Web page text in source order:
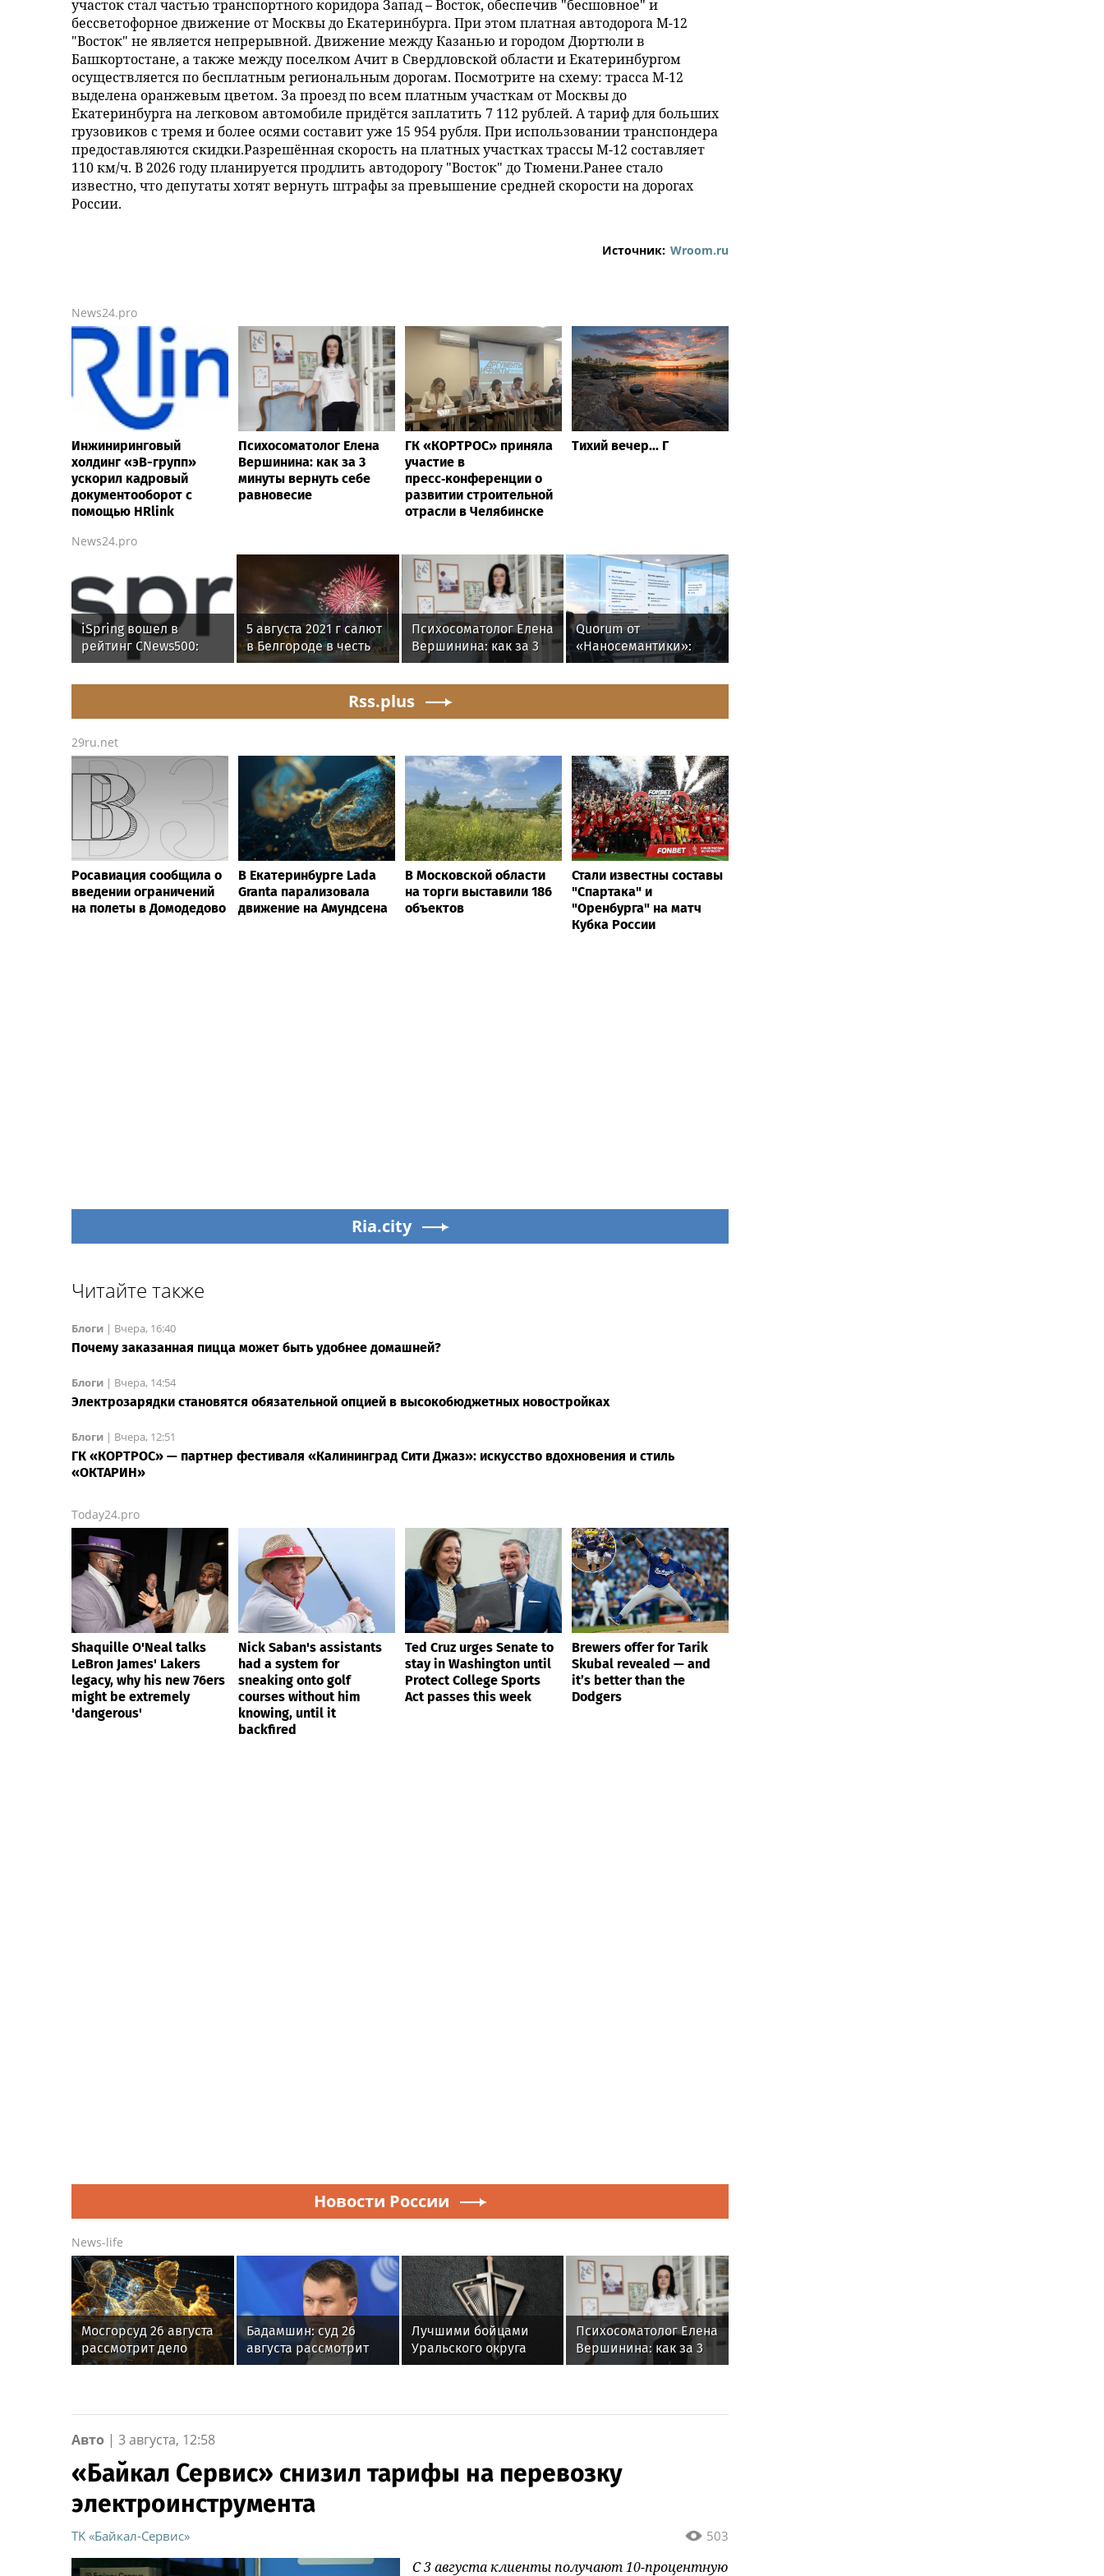
участок стал частью транспортного коридора Запад – Восток, обеспечив "бесшовное" и
бессветофорное движение от Москвы до Екатеринбурга. При этом платная автодорога М-12
"Восток" не является непрерывной. Движение между Казанью и городом Дюртюли в
Башкортостане, а также между поселком Ачит в Свердловской области и Екатеринбургом
осуществляется по бесплатным региональным дорогам. Посмотрите на схему: трасса М-12
выделена оранжевым цветом. За проезд по всем платным участкам от Москвы до
Екатеринбурга на легковом автомобиле придётся заплатить 7 112 рублей. А тариф для больших
грузовиков с тремя и более осями составит уже 15 954 рубля. При использовании транспондера
предоставляются скидки.Разрешённая скорость на платных участках трассы М-12 составляет
110 км/ч. В 2026 году планируется продлить автодорогу "Восток" до Тюмени.Ранее стало
известно, что депутаты хотят вернуть штрафы за превышение средней скорости на дорогах
России.
Источник: Wroom.ru
News24.pro
Инжиниринговый
холдинг «эВ-групп»
ускорил кадровый
документооборот с
помощью HRlink
Психосоматолог Елена
Вершинина: как за 3
минуты вернуть себе
равновесие
ГК «КОРТРОС» приняла
участие в
пресс‑конференции о
развитии строительной
отрасли в Челябинске
Тихий вечер... Г
News24.pro
iSpring вошел в
рейтинг CNews500:
крупнейшие ИТ-
компании России
5 августа 2021 г салют
в Белгороде в честь
Дня города
Психосоматолог Елена
Вершинина: как за 3
минуты вернуть себе
равновесие
Quorum от
«Наносемантики»:
новая ИИ-платформа
для автоматической
корпоративных
Rss.plus
29ru.net
Росавиация сообщила о
введении ограничений
на полеты в Домодедово
В Екатеринбурге Lada
Granta парализовала
движение на Амундсена
В Московской области
на торги выставили 186
объектов
Стали известны составы
"Спартака" и
"Оренбурга" на матч
Кубка России
Ria.city
Читайте также
Блоги | Вчера, 16:40
Почему заказанная пицца может быть удобнее домашней?
Блоги | Вчера, 14:54
Электрозарядки становятся обязательной опцией в высокобюджетных новостройках
Блоги | Вчера, 12:51
ГК «КОРТРОС» — партнер фестиваля «Калининград Сити Джаз»: искусство вдохновения и стиль
«ОКТАРИН»
Today24.pro
Shaquille O'Neal talks
LeBron James' Lakers
legacy, why his new 76ers
might be extremely
'dangerous'
Nick Saban's assistants
had a system for
sneaking onto golf
courses without him
knowing, until it
backfired
Ted Cruz urges Senate to
stay in Washington until
Protect College Sports
Act passes this week
Brewers offer for Tarik
Skubal revealed — and
it’s better than the
Dodgers
Новости России
News-life
Мосгорсуд 26 августа
рассмотрит дело
блогера Ремесло
Бадамшин: суд 26
августа рассмотрит
жалобы на арест
Лучшими бойцами
Уральского округа
Росгвардии стали
по охране важных
Психосоматолог Елена
Вершинина: как за 3
минуты вернуть себе
Авто | 3 августа, 12:58
«Байкал Сервис» снизил тарифы на перевозку
электроинструмента
503
ТK «Байкал-Сервис»
С 3 августа клиенты получают 10-процентную